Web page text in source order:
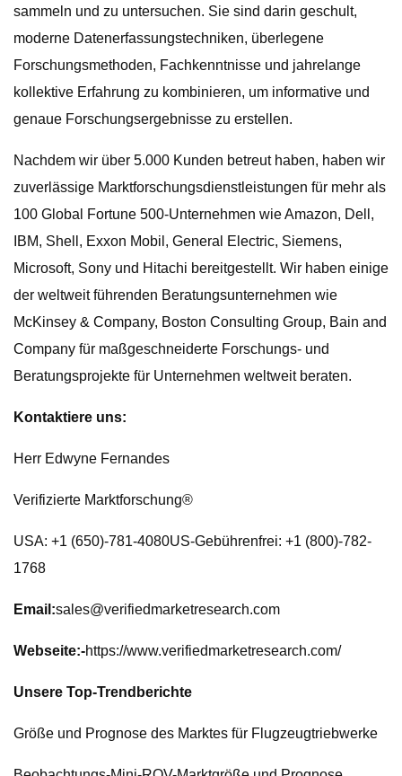
sammeln und zu untersuchen. Sie sind darin geschult,
moderne Datenerfassungstechniken, überlegene
Forschungsmethoden, Fachkenntnisse und jahrelange
kollektive Erfahrung zu kombinieren, um informative und
genaue Forschungsergebnisse zu erstellen.
Nachdem wir über 5.000 Kunden betreut haben, haben wir
zuverlässige Marktforschungsdienstleistungen für mehr als
100 Global Fortune 500-Unternehmen wie Amazon, Dell,
IBM, Shell, Exxon Mobil, General Electric, Siemens,
Microsoft, Sony und Hitachi bereitgestellt. Wir haben einige
der weltweit führenden Beratungsunternehmen wie
McKinsey & Company, Boston Consulting Group, Bain and
Company für maßgeschneiderte Forschungs- und
Beratungsprojekte für Unternehmen weltweit beraten.
Kontaktiere uns:
Herr Edwyne Fernandes
Verifizierte Marktforschung®
USA: +1 (650)-781-4080US-Gebührenfrei: +1 (800)-782-
1768
Email:sales@verifiedmarketresearch.com
Webseite:-https://www.verifiedmarketresearch.com/
Unsere Top-Trendberichte
Größe und Prognose des Marktes für Flugzeugtriebwerke